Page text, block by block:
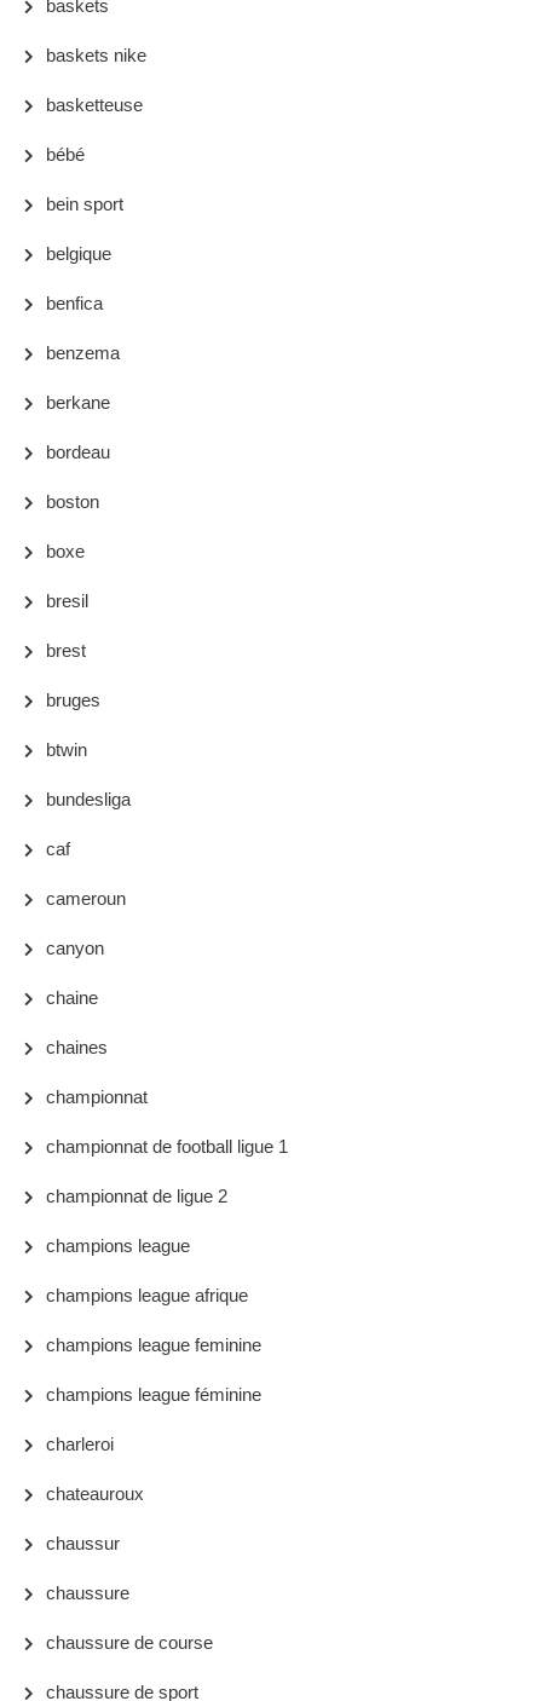
baskets
baskets nike
basketteuse
bébé
bein sport
belgique
benfica
benzema
berkane
bordeau
boston
boxe
bresil
brest
bruges
btwin
bundesliga
caf
cameroun
canyon
chaine
chaines
championnat
championnat de football ligue 1
championnat de ligue 2
champions league
champions league afrique
champions league feminine
champions league féminine
charleroi
chateauroux
chaussur
chaussure
chaussure de course
chaussure de sport